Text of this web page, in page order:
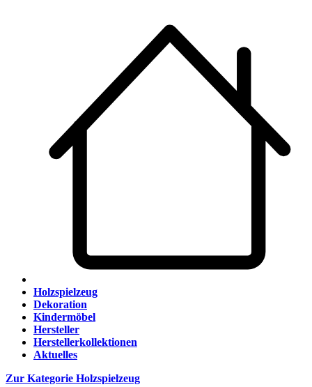
Holzspielzeug
Dekoration
Kindermöbel
Hersteller
Herstellerkollektionen
Aktuelles
Zur Kategorie Holzspielzeug